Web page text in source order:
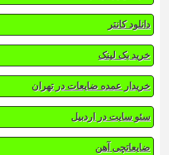
دانلود کانتر
خرید بک لینک
خریدار عمده ضایعات در تهران
سئو سایت در اردبیل
ضایعاتچی آهن